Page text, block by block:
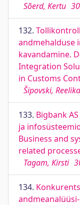
Sõerd, Kertu
132.
andmehalduse
kavandamine.
Integration
in Customs
Šipovski, Reelika
133. Bigbank
ja
Business and
related
Tagam, Kirsti
134.